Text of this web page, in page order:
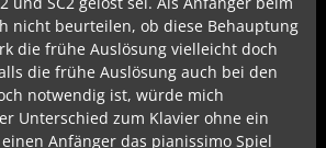
nicht beurteilen, ob diese Behauptung
die frühe Auslösung vielleicht doch
die frühe Auslösung auch bei den
notwendig ist, würde mich
Unterschied zum Klavier ohne ein
Anfänger das pianissimo Spiel